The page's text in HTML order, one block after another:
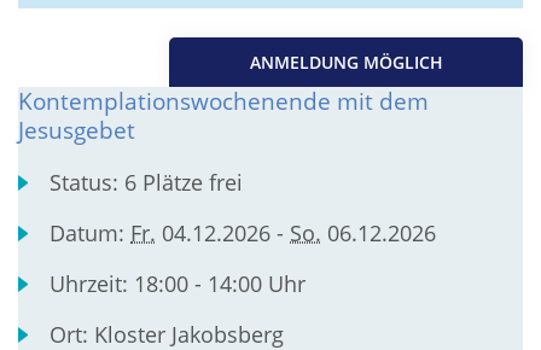
ANMELDUNG MÖGLICH
Kontemplationswochenende mit dem
Jesusgebet
Status: 6 Plätze frei
Datum: Fr. 04.12.2026 - So. 06.12.2026
Uhrzeit: 18:00 - 14:00 Uhr
Ort: Kloster Jakobsberg